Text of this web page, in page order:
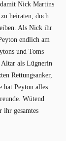
damit Nick Martins
heiraten, doch
Als Nick ihr
endlich am
und Toms
Altar als Lügnerin
Rettungsanker,
hat Peyton alles
Wütend
ihr gesamtes